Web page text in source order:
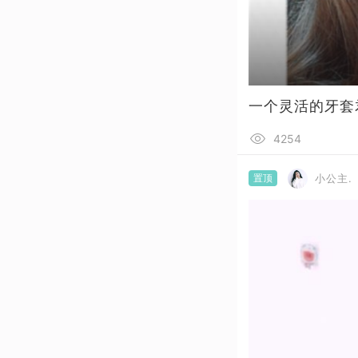
一个灵活的牙
4254
置顶 小公主.